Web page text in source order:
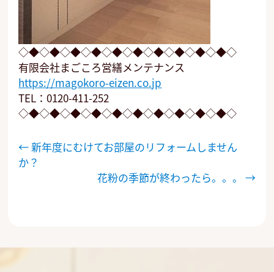
◇◆◇◆◇◆◇◆◇◆◇◆◇◆◇◆◇◆◇◆◇
有限会社まごころ営繕メンテナンス
https://magokoro-eizen.co.jp
TEL：0120-411-252
◇◆◇◆◇◆◇◆◇◆◇◆◇◆◇◆◇◆◇◆◇
稿
シ
←新年度にむけてお部屋のリフォームしません
か？
花粉の季節が終わったら。。。 →